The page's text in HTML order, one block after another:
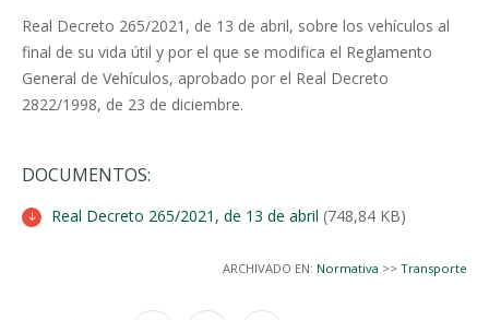
Real Decreto 265/2021, de 13 de abril, sobre los vehículos al
final de su vida útil y por el que se modifica el Reglamento
General de Vehículos, aprobado por el Real Decreto
2822/1998, de 23 de diciembre.
DOCUMENTOS:
Real Decreto 265/2021, de 13 de abril (748,84 KB)
ARCHIVADO EN: Normativa >> Transporte